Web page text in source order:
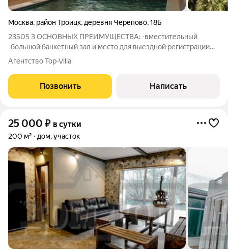
Москва, район Троицк, деревня Черепово,18Б
23505 3 ОСНОВНЫХ ПРЕИМУЩЕСТВА: -вместительный
-большой банкетный зал и место для выездной регистрации
-много развлечений ИДЕАЛЬНО ДЛЯ: -ретритов и тренингов
-свадеб и корпоративов -дней рождения и юбилеев Коттедж
площадью 750 м2 расположен на
Агентство Top-Villa
Позвонить Написать
25 000 ₽ в сутки
200 м² дом, участок